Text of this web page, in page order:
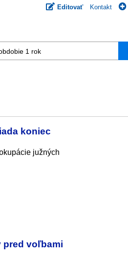
Editovať Kontakt
koniec
južných
pred voľbami